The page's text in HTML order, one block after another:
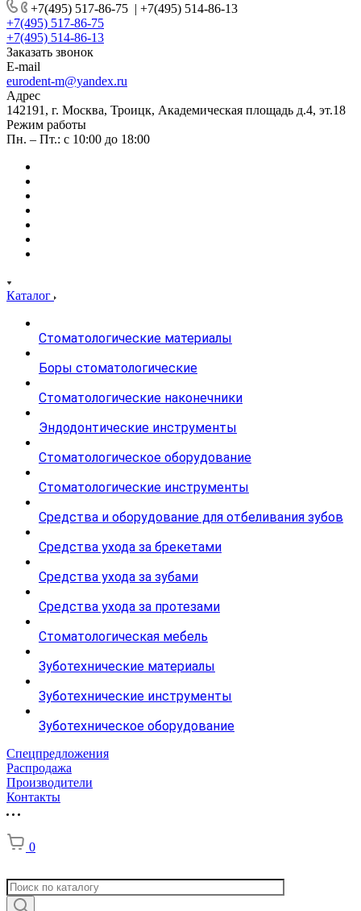
+7(495) 517-86-75 | +7(495) 514-86-13
+7(495) 517-86-75
+7(495) 514-86-13
Заказать звонок
E-mail
eurodent-m@yandex.ru
Адрес
142191, г. Москва, Троицк, Академическая площадь д.4, эт.18
Режим работы
Пн. – Пт.: с 10:00 до 18:00
Каталог
Стоматологические материалы
Боры стоматологические
Стоматологические наконечники
Эндодонтические инструменты
Стоматологическое оборудование
Стоматологические инструменты
Средства и оборудование для отбеливания зубов
Средства ухода за брекетами
Средства ухода за зубами
Средства ухода за протезами
Стоматологическая мебель
Зуботехнические материалы
Зуботехнические инструменты
Зуботехническое оборудование
Спецпредложения
Распродажа
Производители
Контакты
0